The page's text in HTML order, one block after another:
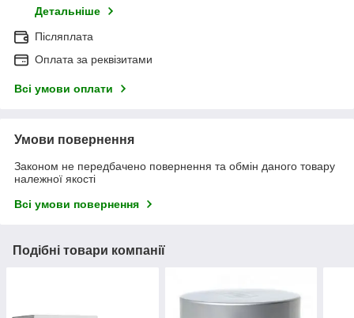
Детальніше
Післяплата
Оплата за реквізитами
Всі умови оплати
Умови повернення
Законом не передбачено повернення та обмін даного товару
належної якості
Всі умови повернення
Подібні товари компанії